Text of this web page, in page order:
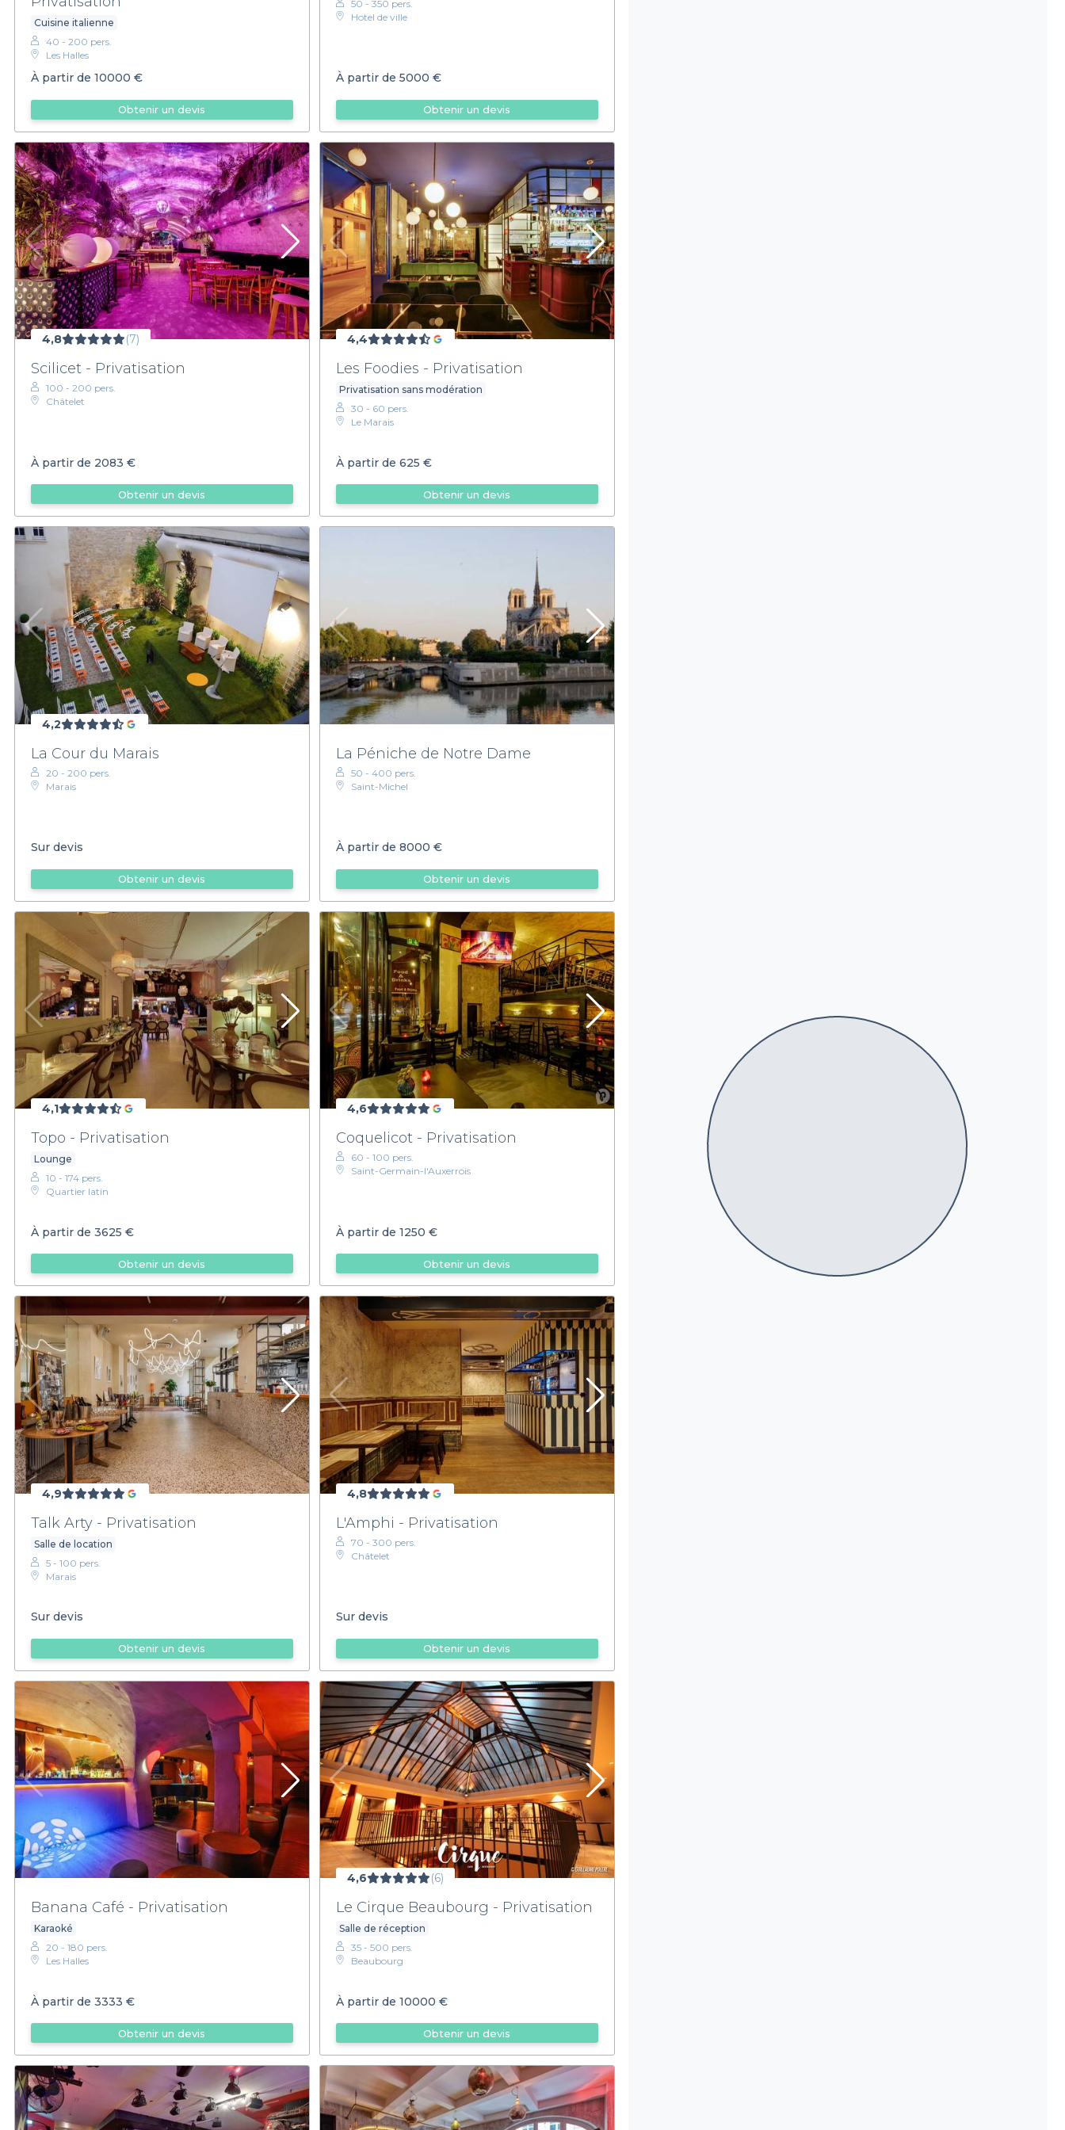
Cuisine italienne
40 - 200 pers.
Les Halles
À partir de 10000 €
Obtenir un devis
50 - 350 pers.
Hotel de ville
À partir de 5000 €
Obtenir un devis
4,8 (7)
Scilicet - Privatisation
100 - 200 pers.
Châtelet
À partir de 2083 €
Obtenir un devis
4,4
Les Foodies - Privatisation
Privatisation sans modération
30 - 60 pers.
Le Marais
À partir de 625 €
Obtenir un devis
4,2
La Cour du Marais
20 - 200 pers.
Marais
Sur devis
Obtenir un devis
La Péniche de Notre Dame
50 - 400 pers.
Saint-Michel
À partir de 8000 €
Obtenir un devis
4,1
Topo - Privatisation
Lounge
10 - 174 pers.
Quartier latin
À partir de 3625 €
Obtenir un devis
4,6
Coquelicot - Privatisation
60 - 100 pers.
Saint-Germain-l'Auxerrois
À partir de 1250 €
Obtenir un devis
4,9
Talk Arty - Privatisation
Salle de location
5 - 100 pers.
Marais
Sur devis
Obtenir un devis
4,8
L'Amphi - Privatisation
70 - 300 pers.
Châtelet
Sur devis
Obtenir un devis
Banana Café - Privatisation
Karaoké
20 - 180 pers.
Les Halles
À partir de 3333 €
Obtenir un devis
4,6 (6)
Le Cirque Beaubourg - Privatisation
Salle de réception
35 - 500 pers.
Beaubourg
À partir de 10000 €
Obtenir un devis